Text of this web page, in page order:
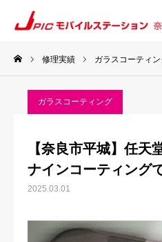
修理実績 ガラスコーティ
ガラスコーティング
【奈良市平城】任
ナインコーティング
2025.03.01
web予約
TOP
about US